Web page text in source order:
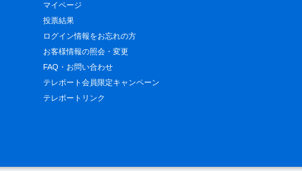
マイページ
投票結果
ログイン情報をお忘れの方
お客様情報の照会・変更
FAQ・お問い合わせ
テレボート会員限定キャンペーン
テレボートリンク